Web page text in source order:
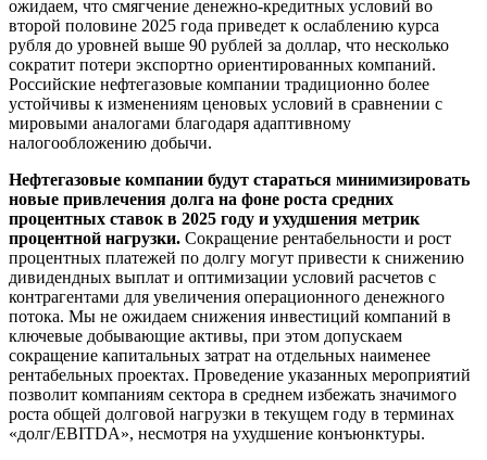
ожидаем, что смягчение денежно-кредитных условий во
второй половине 2025 года приведет к ослаблению курса
рубля до уровней выше 90 рублей за доллар, что несколько
сократит потери экспортно ориентированных компаний.
Российские нефтегазовые компании традиционно более
устойчивы к изменениям ценовых условий в сравнении с
мировыми аналогами благодаря адаптивному
налогообложению добычи.
Нефтегазовые компании будут стараться минимизировать
новые привлечения долга на фоне роста средних
процентных ставок в 2025 году и ухудшения метрик
процентной нагрузки. Сокращение рентабельности и рост
процентных платежей по долгу могут привести к снижению
дивидендных выплат и оптимизации условий расчетов с
контрагентами для увеличения операционного денежного
потока. Мы не ожидаем снижения инвестиций компаний в
ключевые добывающие активы, при этом допускаем
сокращение капитальных затрат на отдельных наименее
рентабельных проектах. Проведение указанных мероприятий
позволит компаниям сектора в среднем избежать значимого
роста общей долговой нагрузки в текущем году в терминах
«долг/EBITDA», несмотря на ухудшение конъюнктуры.